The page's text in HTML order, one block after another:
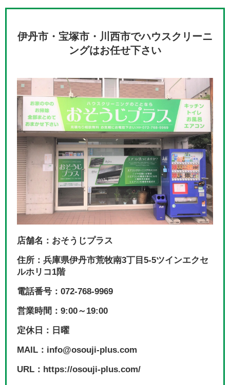
伊丹市・宝塚市・川西市でハウスクリーニ
ングはお任せ下さい
店舗名：おそうじプラス
住所：兵庫県伊丹市荒牧南3丁目5-5ツインエクセ
ルホリコ1階
電話番号：072-768-9969
営業時間：9:00～19:00
定休日：日曜
MAIL：info@osouji-plus.com
URL：https://osouji-plus.com/